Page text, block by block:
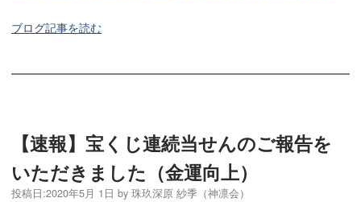
ブログ記事を読む
【速報】宝くじ連続当せんのご報告を
いただきました（金運向上）
投稿日:2020年5月 1日 by 珠玖深原 紗季（神凛会）